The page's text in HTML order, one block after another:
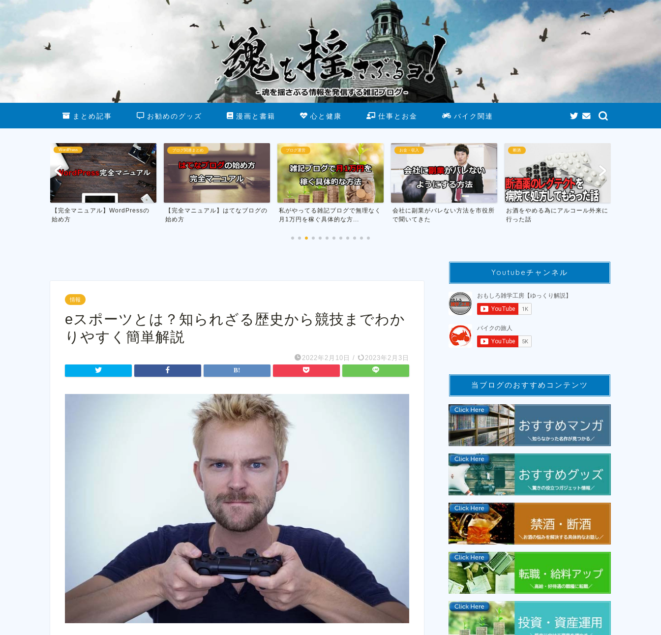
まとめ記事 お勧めのグッズ 漫画と書籍 心と健康 仕事とお金 バイク関連
WordPress
【完全マニュアル】WordPressの
始め方
ブログ関連まとめ
【完全マニュアル】はてなブログの
始め方
ブログ運営
私がやってる雑記ブログで無理なく
月1万円を稼ぐ具体的な方...
お金・収入
会社に副業がバレない方法を市役所
で聞いてきた
断酒
お酒をやめる為にアルコール外来に
行った話
情報
eスポーツとは？知られざる歴史から競技までわか
りやすく簡単解説
2022年2月10日 / 2023年2月3日
Youtubeチャンネル
当ブログのおすすめコンテンツ